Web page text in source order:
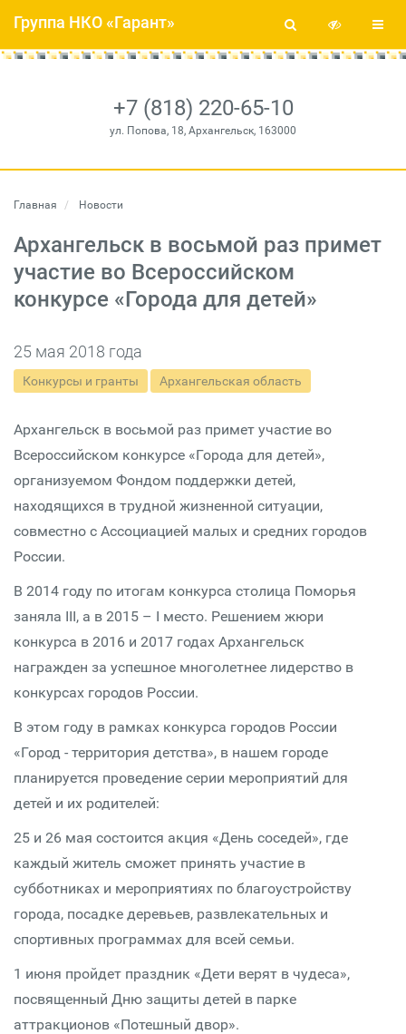
+7 (818) 220-65-10
ул. Попова, 18, Архангельск, 163000
Группа НКО «Гарант»
Главная Новости
Архангельск в восьмой раз примет
участие во Всероссийском
конкурсе «Города для детей»
25 мая 2018 года
Конкурсы и гранты Архангельская область
Архангельск в восьмой раз примет участие во
Всероссийском конкурсе «Города для детей»,
организуемом Фондом поддержки детей,
находящихся в трудной жизненной ситуации,
совместно с Ассоциацией малых и средних городов
России.
В 2014 году по итогам конкурса столица Поморья
заняла III, а в 2015 – I место. Решением жюри
конкурса в 2016 и 2017 годах Архангельск
награжден за успешное многолетнее лидерство в
конкурсах городов России.
В этом году в рамках конкурса городов России
«Город - территория детства», в нашем городе
планируется проведение серии мероприятий для
детей и их родителей:
25 и 26 мая состоится акция «День соседей», где
каждый житель сможет принять участие в
субботниках и мероприятиях по благоустройству
города, посадке деревьев, развлекательных и
спортивных программах для всей семьи.
1 июня пройдет праздник «Дети верят в чудеса»,
посвященный Дню защиты детей в парке
аттракционов «Потешный двор».